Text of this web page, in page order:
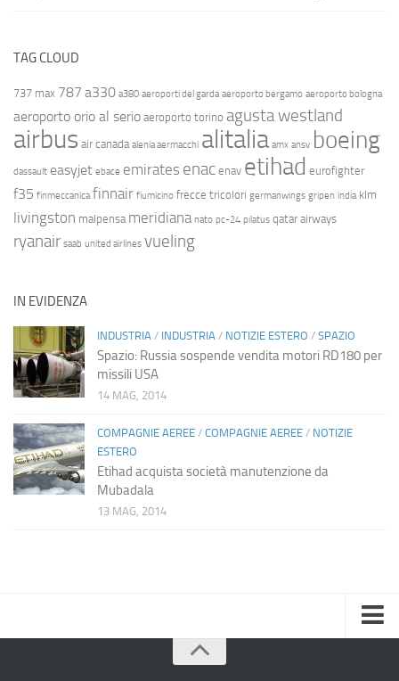
TAG CLOUD
737 max 787 a330 a380 aeroporti del garda aeroporto bergamo aeroporto bologna
aeroporto orio al serio aeroporto torino agusta westland
airbus air canada alenia aermacchi alitalia amx ansv boeing
dassault easyjet ebace emirates enac enav etihad eurofighter
f35 finmeccanica finnair fiumicino frecce tricolori germanwings gripen india klm
livingston malpensa meridiana nato pc-24 pilatus qatar airways
ryanair saab united airlines vueling
IN EVIDENZA
INDUSTRIA / INDUSTRIA / NOTIZIE ESTERO / SPAZIO
Spazio: Russia sospende vendita motori RD180 per
missili USA
14 MAG, 2014
COMPAGNIE AEREE / COMPAGNIE AEREE / NOTIZIE
ESTERO
Etihad acquista società manutenzione da
Mubadala
13 MAG, 2014